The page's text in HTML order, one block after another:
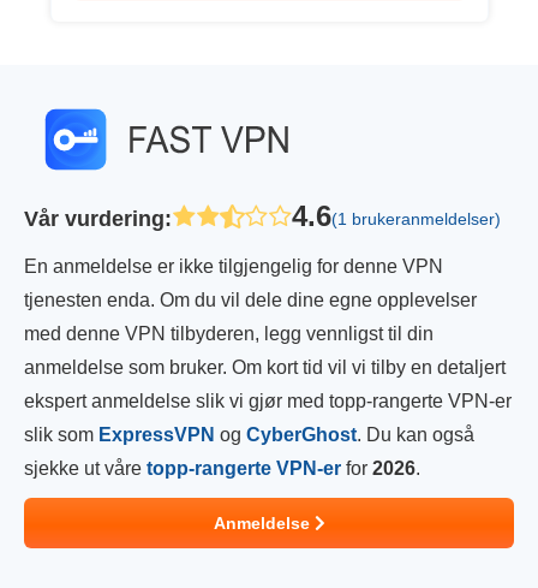
Vår vurdering: 4.6(1 brukeranmeldelser)
En anmeldelse er ikke tilgjengelig for denne VPN
tjenesten enda. Om du vil dele dine egne opplevelser
med denne VPN tilbyderen, legg vennligst til din
anmeldelse som bruker. Om kort tid vil vi tilby en detaljert
ekspert anmeldelse slik vi gjør med topp-rangerte VPN-er
slik som ExpressVPN og CyberGhost. Du kan også
sjekke ut våre topp-rangerte VPN-er for 2026.
Anmeldelse